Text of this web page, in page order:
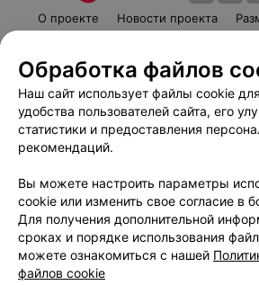
О проекте Новости проекта
Пользовательское соглашение
Вакансии
Написать руководителю
Обработка персональных
Обработка файлов
Наш сайт использует файлы cookie
удобства пользователей сайта, его
статистики и предоставления
рекомендаций.
Вы можете настроить параметры
cookie или изменить свое согласие в
Для получения дополнительной
сроках и порядке использования
можете ознакомиться с нашей
файлов cookie